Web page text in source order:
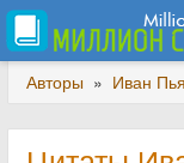
Авторы » Иван